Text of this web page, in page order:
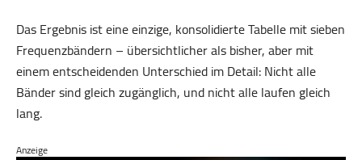
Das Ergebnis ist eine einzige, konsolidierte Tabelle mit sieben
Frequenzbändern – übersichtlicher als bisher, aber mit
einem entscheidenden Unterschied im Detail: Nicht alle
Bänder sind gleich zugänglich, und nicht alle laufen gleich
lang.
Anzeige